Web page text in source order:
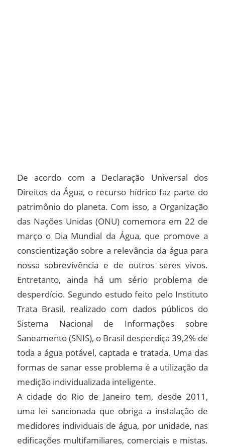
De acordo com a Declaração Universal dos
Direitos da Água, o recurso hídrico faz parte do
patrimônio do planeta. Com isso, a Organização
das Nações Unidas (ONU) comemora em 22 de
março o Dia Mundial da Água, que promove a
conscientização sobre a relevância da água para
nossa sobrevivência e de outros seres vivos.
Entretanto, ainda há um sério problema de
desperdício. Segundo estudo feito pelo Instituto
Trata Brasil, realizado com dados públicos do
Sistema Nacional de Informações sobre
Saneamento (SNIS), o Brasil desperdiça 39,2% de
toda a água potável, captada e tratada. Uma das
formas de sanar esse problema é a utilização da
medição individualizada inteligente.
A cidade do Rio de Janeiro tem, desde 2011,
uma lei sancionada que obriga a instalação de
medidores individuais de água, por unidade, nas
edificações multifamiliares, comerciais e mistas.